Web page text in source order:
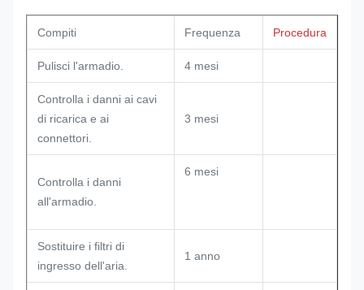
Compiti Frequenza Procedura
Pulisci l'armadio. 4 mesi
Controlla i danni ai cavi
di ricarica e ai
connettori.
3 mesi
Controlla i danni
all'armadio.
6 mesi
Sostituire i filtri di
ingresso dell'aria.
1 anno